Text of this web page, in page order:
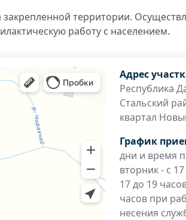
территории.
работу с населением.
Адрес
Республика
Стальский
квартал
График
дни и время
вторник - с
17 до 19
часов при
несения